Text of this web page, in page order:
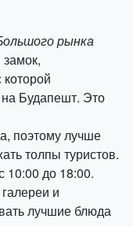
рынка
замок,
Будапешт. Это
поэтому лучше
толпы туристов.
10:00 до 18:00.
и
лучшие блюда